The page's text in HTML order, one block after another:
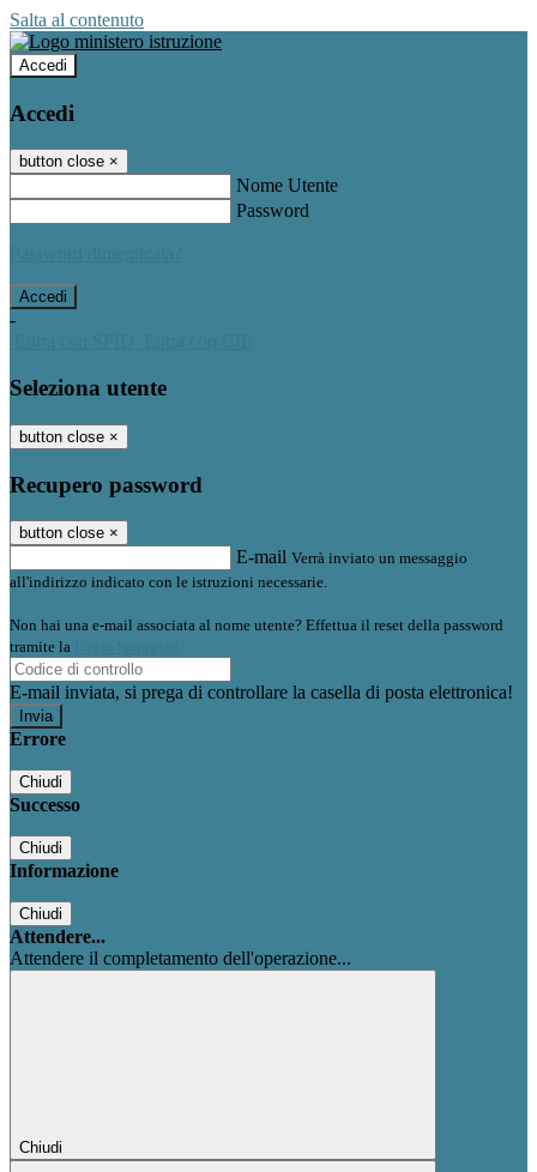
Salta al contenuto
Accedi
Accedi
button close ×
Nome Utente
Password
-
Seleziona utente
button close ×
Recupero password
button close ×
E-mail Verrà inviato un messaggio
all'indirizzo indicato con le istruzioni necessarie.
Non hai una e-mail associata al nome utente? Effettua il reset della password
tramite la
E-mail inviata, si prega di controllare la casella di posta elettronica!
Errore
Chiudi
Successo
Chiudi
Informazione
Chiudi
Attendere...
Attendere il completamento dell'operazione...
Chiudi